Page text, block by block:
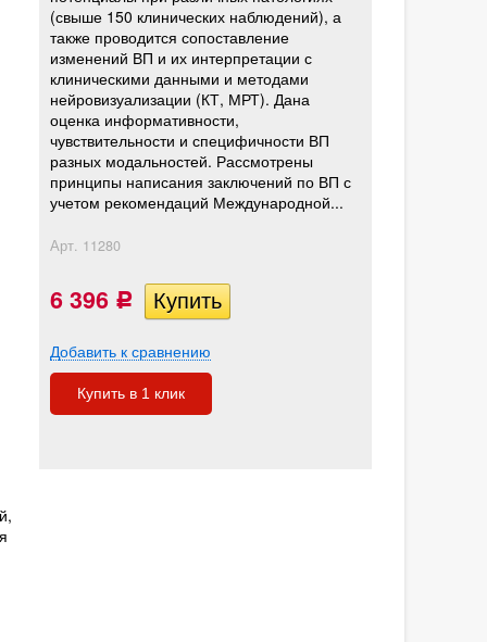
(свыше 150 клинических наблюдений), а
также проводится сопоставление
изменений ВП и их интерпретации с
клиническими данными и методами
нейровизуализации (КТ, МРТ). Дана
оценка информативности,
чувствительности и специфичности ВП
разных модальностей. Рассмотрены
принципы написания заключений по ВП с
учетом рекомендаций Международной...
Арт. 11280
6 396 Р
Добавить к сравнению
Купить в 1 клик